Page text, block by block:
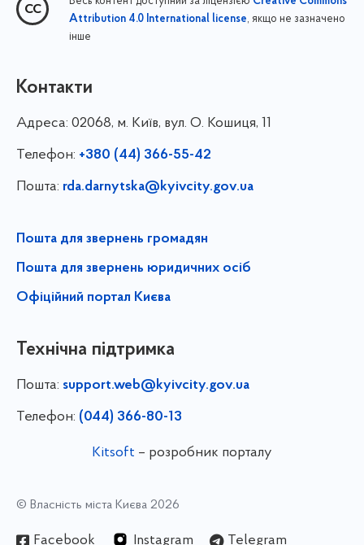
Attribution 4.0 International license, якщо не зазначено
інше
Контакти
Адреса: 02068, м. Київ, вул. О. Кошиця, 11
Телефон: +380 (44) 366-55-42
Пошта: rda.darnytska@kyivcity.gov.ua
Пошта для звернень громадян
Пошта для звернень юридичних осіб
Офіційний портал Києва
Технічна підтримка
Пошта: support.web@kyivcity.gov.ua
Телефон: (044) 366-80-13
Kitsoft – розробник порталу
© Власність міста Києва 2026
Facebook Instagram Telegram